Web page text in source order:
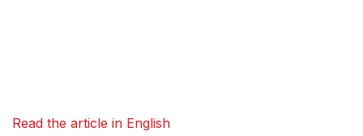
Read the article in English